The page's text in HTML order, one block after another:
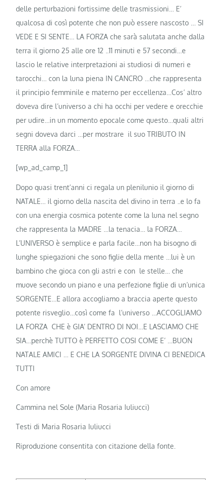
delle perturbazioni fortissime delle trasmissioni… E’
qualcosa di così potente che non può essere nascosto … SI
VEDE E SI SENTE… LA FORZA che sarà salutata anche dalla
terra il giorno 25 alle ore 12 ..11 minuti e 57 secondi…e
lascio le relative interpretazioni ai studiosi di numeri e
tarocchi… con la luna piena IN CANCRO …che rappresenta
il principio femminile e materno per eccellenza…Cos’ altro
doveva dire l’universo a chi ha occhi per vedere e orecchie
per udire…in un momento epocale come questo…quali altri
segni doveva darci …per mostrare il suo TRIBUTO IN
TERRA alla FORZA…
[wp_ad_camp_1]
Dopo quasi trent’anni ci regala un plenilunio il giorno di
NATALE… il giorno della nascita del divino in terra ..e lo fa
con una energia cosmica potente come la luna nel segno
che rappresenta la MADRE …la tenacia… la FORZA…
L’UNIVERSO è semplice e parla facile…non ha bisogno di
lunghe spiegazioni che sono figlie della mente …lui è un
bambino che gioca con gli astri e con le stelle… che
muove secondo un piano e una perfezione figlie di un’unica
SORGENTE…E allora accogliamo a braccia aperte questo
potente risveglio…così come fa l’universo …ACCOGLIAMO
LA FORZA CHE è GIA’ DENTRO DI NOI…E LASCIAMO CHE
SIA…perchè TUTTO è PERFETTO COSI COME E’ …BUON
NATALE AMICI … E CHE LA SORGENTE DIVINA CI BENEDICA
TUTTI
Con amore
Cammina nel Sole (Maria Rosaria Iuliucci)
Testi di Maria Rosaria Iuliucci
Riproduzione consentita con citazione della fonte.